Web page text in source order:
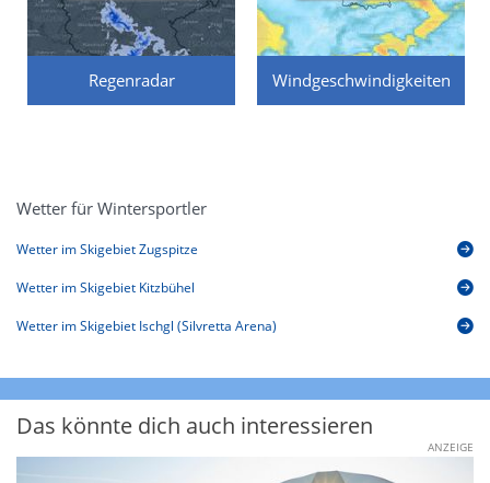
Regenradar Windgeschwindigkeiten
Wetter für Wintersportler
Wetter im Skigebiet Zugspitze
Wetter im Skigebiet Kitzbühel
Wetter im Skigebiet Ischgl (Silvretta Arena)
Das könnte dich auch interessieren
ANZEIGE